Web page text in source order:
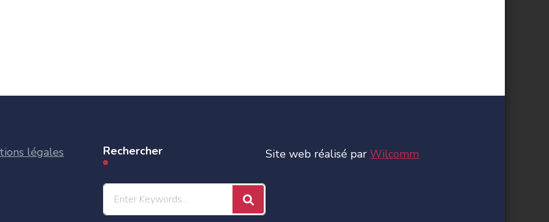
légales Rechercher
Looking
for
Site web réalisé parWilcomm